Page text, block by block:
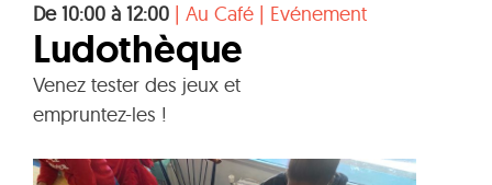
De 10:00 à 12:00 | Au Café | Evénement
Ludothèque
Venez tester des jeux et
empruntez-les !